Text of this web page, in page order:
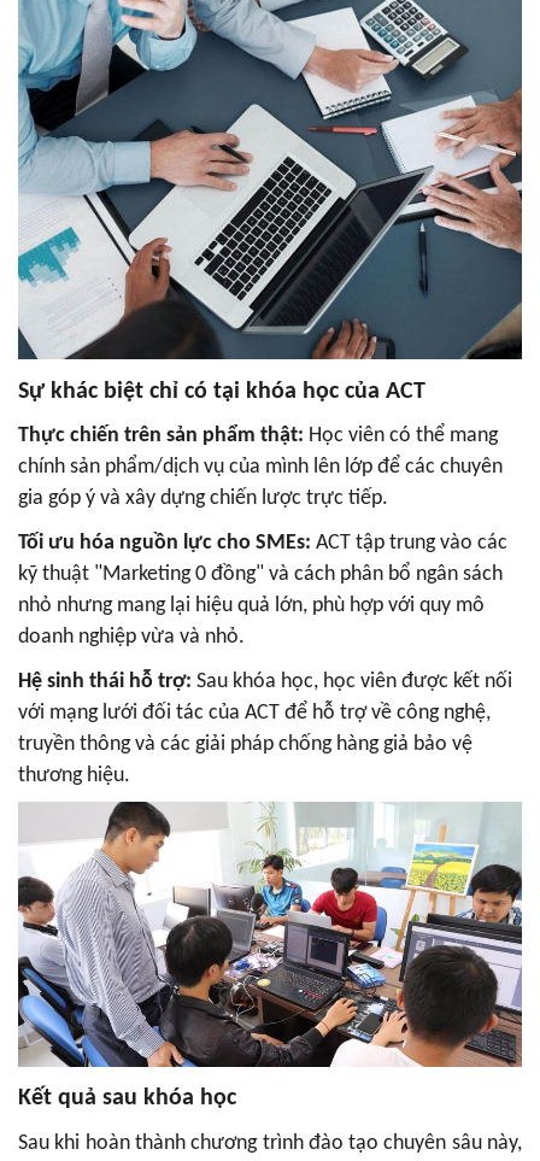
Sự khác biệt chỉ có tại khóa học của ACT
Thực chiến trên sản phẩm thật: Học viên có thể mang
chính sản phẩm/dịch vụ của mình lên lớp để các chuyên
gia góp ý và xây dựng chiến lược trực tiếp.
Tối ưu hóa nguồn lực cho SMEs: ACT tập trung vào các
kỹ thuật "Marketing 0 đồng" và cách phân bổ ngân sách
nhỏ nhưng mang lại hiệu quả lớn, phù hợp với quy mô
doanh nghiệp vừa và nhỏ.
Hệ sinh thái hỗ trợ: Sau khóa học, học viên được kết nối
với mạng lưới đối tác của ACT để hỗ trợ về công nghệ,
truyền thông và các giải pháp chống hàng giả bảo vệ
thương hiệu.
Kết quả sau khóa học
Sau khi hoàn thành chương trình đào tạo chuyên sâu này,